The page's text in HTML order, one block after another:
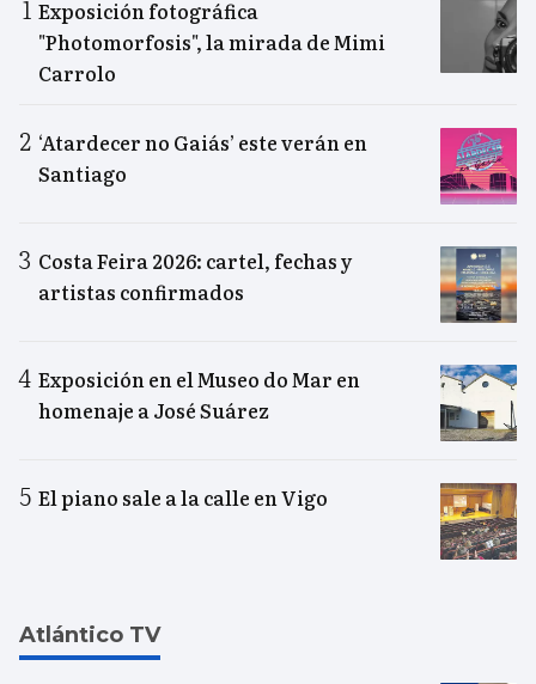
Exposición fotográfica
"Photomorfosis", la mirada de Mimi
Carrolo
‘Atardecer no Gaiás’ este verán en
Santiago
Costa Feira 2026: cartel, fechas y
artistas confirmados
Exposición en el Museo do Mar en
homenaje a José Suárez
El piano sale a la calle en Vigo
Atlántico TV